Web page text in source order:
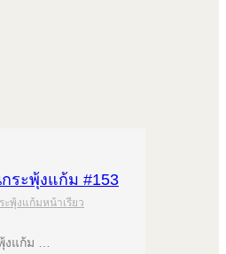
ระพุ้งแก้ม #153
พุ้งแก้มหน้าเรียว
งแก้ม …